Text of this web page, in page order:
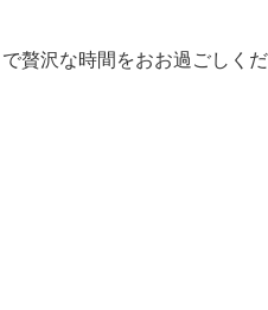
贅沢な時間をおお過ごしく